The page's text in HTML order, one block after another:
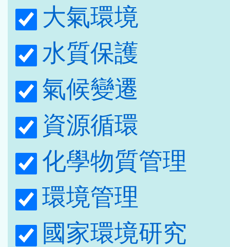
大氣環境
水質保護
氣候變遷
資源循環
化學物質管理
環境管理
國家環境研究